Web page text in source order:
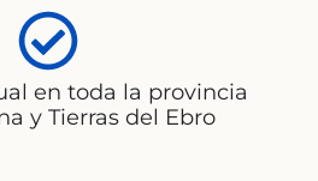
en toda la provincia
y Tierras del Ebro